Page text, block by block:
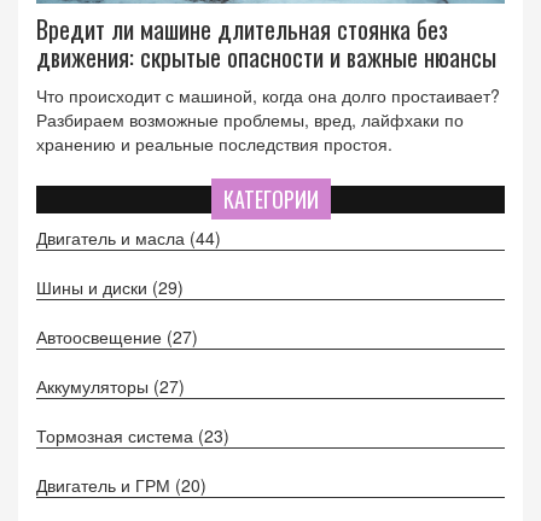
Вредит ли машине длительная стоянка без
движения: скрытые опасности и важные нюансы
Что происходит с машиной, когда она долго простаивает?
Разбираем возможные проблемы, вред, лайфхаки по
хранению и реальные последствия простоя.
КАТЕГОРИИ
Двигатель и масла (44)
Шины и диски (29)
Автоосвещение (27)
Аккумуляторы (27)
Тормозная система (23)
Двигатель и ГРМ (20)